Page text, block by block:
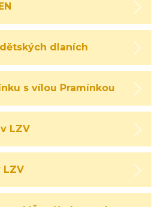
dlaních
s vílou Pramínkou
LZV
LZV